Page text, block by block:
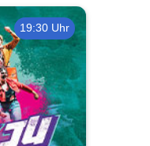
19:30 Uhr